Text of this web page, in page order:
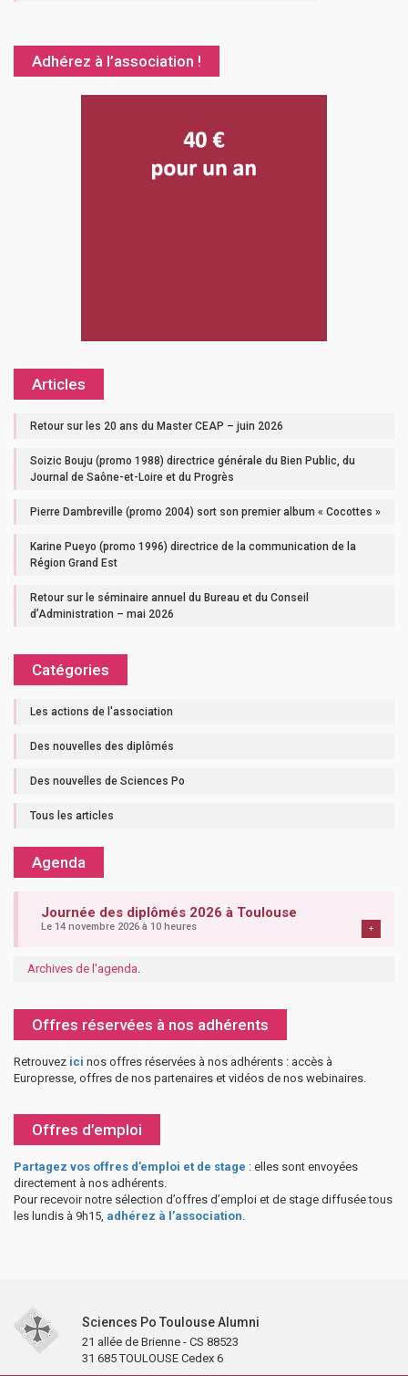
Adhérez à l’association !
Articles
Retour sur les 20 ans du Master CEAP – juin 2026
Soizic Bouju (promo 1988) directrice générale du Bien Public, du
Journal de Saône-et-Loire et du Progrès
Pierre Dambreville (promo 2004) sort son premier album « Cocottes »
Karine Pueyo (promo 1996) directrice de la communication de la
Région Grand Est
Retour sur le séminaire annuel du Bureau et du Conseil
d’Administration – mai 2026
Catégories
Les actions de l'association
Des nouvelles des diplômés
Des nouvelles de Sciences Po
Tous les articles
Agenda
Journée des diplômés 2026 à Toulouse
Le 14 novembre 2026 à 10 heures +
Archives de l'agenda.
Offres réservées à nos adhérents
Retrouvez ici nos offres réservées à nos adhérents : accès à
Europresse, offres de nos partenaires et vidéos de nos webinaires.
Offres d’emploi
Partagez vos offres d’emploi et de stage : elles sont envoyées
directement à nos adhérents.
Pour recevoir notre sélection d’offres d’emploi et de stage diffusée tous
les lundis à 9h15, adhérez à l’association.
Sciences Po Toulouse Alumni
21 allée de Brienne - CS 88523
31 685 TOULOUSE Cedex 6